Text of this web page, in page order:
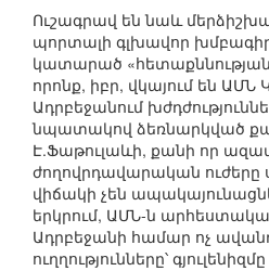
Ուշագրավ են նաև
պորտալի գլխավոր
կատարած
որոնք, իբր, վկայում են ԱՄՆ
Ադրբեջանում
նպատակով ձեռնարկված
Է.Ֆաթուլաևի, քանի որ
ժողովրդավարական
վիճակի չեն
երկրում, ԱՄՆ-ն
Ադրբեջանի համար ոչ
ուղղությունները՝